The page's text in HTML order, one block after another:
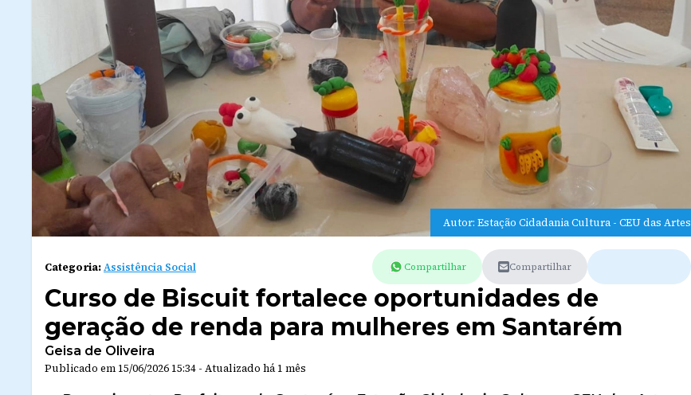
Autor: Estação Cidadania Cultura - CEU das Artes
Categoria:Assistência Social Compartilhar Compartilhar
Curso de Biscuit fortalece oportunidades de
geração de renda para mulheres em Santarém
Geisa de Oliveira
Publicado em 15/06/2026 15:34 - Atualizado há 1 mês